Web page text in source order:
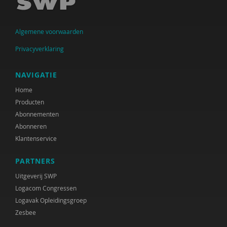
Arwen Hoogenbosch
Jos van der Horst
Verwey-Jonker Instituut
Ministeries van Justitie en Veiligheid &
Paul Kop
Christa Nieuwboer
Rianne van der Aa
Joline Verloove
Susan de Vries
Algemene voorwaarden
Privacyverklaring
NAVIGATIE
Home
Producten
Abonnementen
Abonneren
Klantenservice
PARTNERS
Uitgeverij SWP
Logacom Congressen
Logavak Opleidingsgroep
Zesbee